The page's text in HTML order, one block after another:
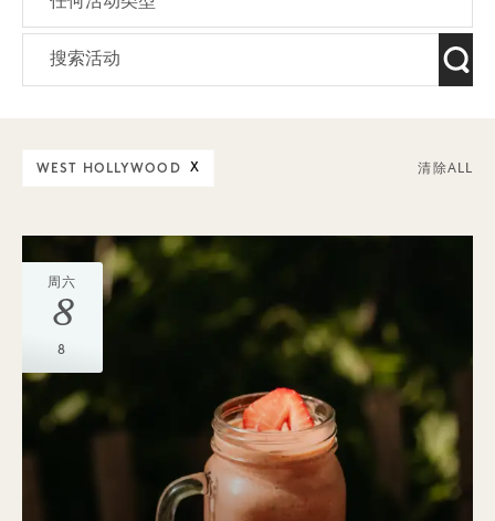
WEST HOLLYWOOD X 清除ALL
周六
8
8